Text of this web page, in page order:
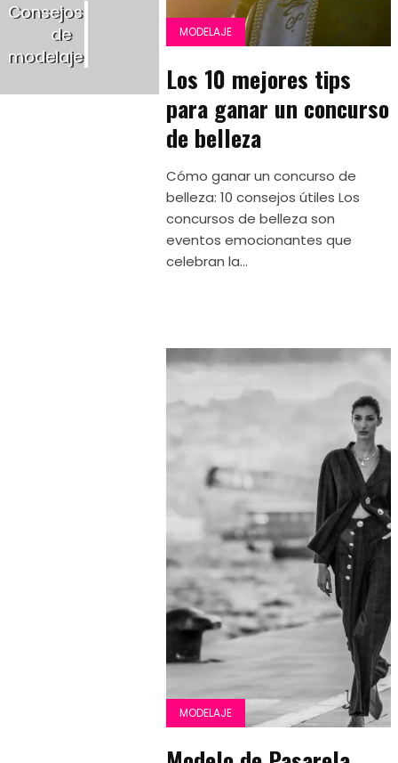
Consejos
de
modelaje
MODELAJE
Los 10 mejores tips
para ganar un concurso
de belleza
Cómo ganar un concurso de
belleza: 10 consejos útiles Los
concursos de belleza son
eventos emocionantes que
celebran la...
MODELAJE